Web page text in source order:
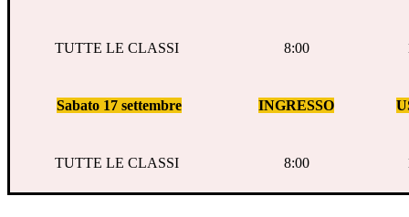
TUTTE LE CLASSI 8:00
Sabato 17 settembre INGRESSO
TUTTE LE CLASSI 8:00